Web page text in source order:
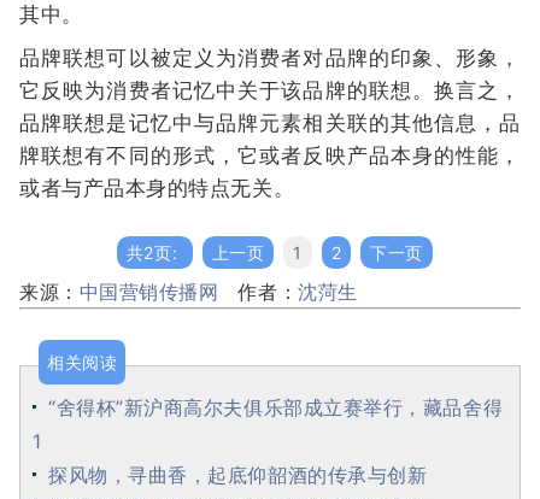
其中。
品牌联想可以被定义为消费者对品牌的印象、形象，
它反映为消费者记忆中关于该品牌的联想。换言之，
品牌联想是记忆中与品牌元素相关联的其他信息，品
牌联想有不同的形式，它或者反映产品本身的性能，
或者与产品本身的特点无关。
共2页: 上一页 1 2 下一页
来源： 中国营销传播网 作者：沈菏生
相关阅读
“舍得杯”新沪商高尔夫俱乐部成立赛举行，藏品舍得
1
探风物，寻曲香，起底仰韶酒的传承与创新